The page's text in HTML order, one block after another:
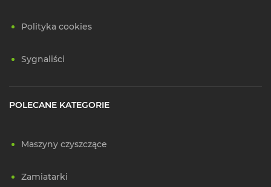
Polityka cookies
Sygnaliści
POLECANE KATEGORIE
Maszyny czyszczące
Zamiatarki